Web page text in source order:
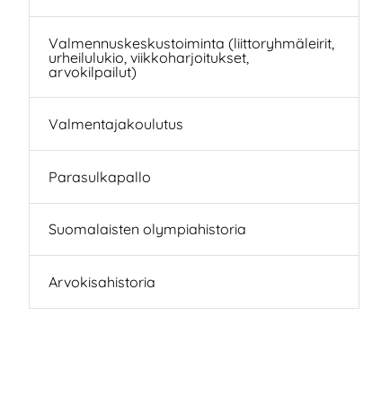
Valmennuskeskustoiminta (liittoryhmäleirit,
urheilulukio, viikkoharjoitukset,
arvokilpailut)
Valmentajakoulutus
Parasulkapallo
Suomalaisten olympiahistoria
Arvokisahistoria